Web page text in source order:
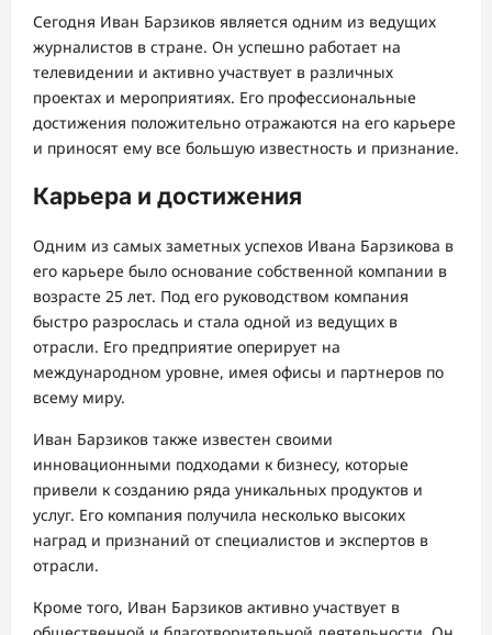
Сегодня Иван Барзиков является одним из ведущих
журналистов в стране. Он успешно работает на
телевидении и активно участвует в различных
проектах и мероприятиях. Его профессиональные
достижения положительно отражаются на его карьере
и приносят ему все большую известность и признание.
Карьера и достижения
Одним из самых заметных успехов Ивана Барзикова в
его карьере было основание собственной компании в
возрасте 25 лет. Под его руководством компания
быстро разрослась и стала одной из ведущих в
отрасли. Его предприятие оперирует на
международном уровне, имея офисы и партнеров по
всему миру.
Иван Барзиков также известен своими
инновационными подходами к бизнесу, которые
привели к созданию ряда уникальных продуктов и
услуг. Его компания получила несколько высоких
наград и признаний от специалистов и экспертов в
отрасли.
Кроме того, Иван Барзиков активно участвует в